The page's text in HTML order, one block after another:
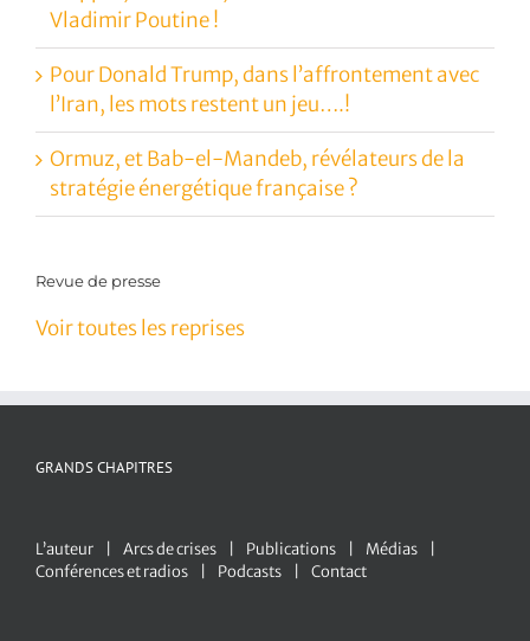
Vladimir Poutine !
Pour Donald Trump, dans l’affrontement avec
l’Iran, les mots restent un jeu….!
Ormuz, et Bab-el-Mandeb, révélateurs de la
stratégie énergétique française ?
Revue de presse
Voir toutes les reprises
GRANDS CHAPITRES
L’auteur Arcs de crises Publications
Médias
Conférences et radios
Podcasts Contact